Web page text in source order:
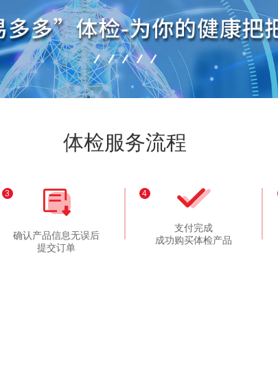
体检服务流程
3
确认产品信息无误后
提交订单
4
支付完成
成功购买体检产品